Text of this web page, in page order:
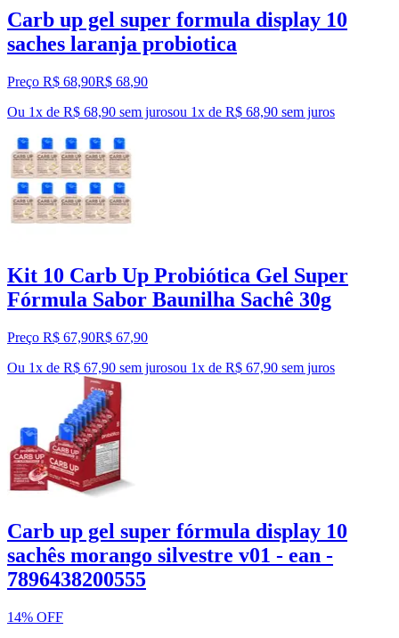
Carb up gel super formula display 10
saches laranja probiotica
Preço R$ 68,90R$ 68,90
Ou 1x de R$ 68,90 sem jurosou 1x de R$ 68,90 sem juros
Kit 10 Carb Up Probiótica Gel Super
Fórmula Sabor Baunilha Sachê 30g
Preço R$ 67,90R$ 67,90
Ou 1x de R$ 67,90 sem jurosou 1x de R$ 67,90 sem juros
Carb up gel super fórmula display 10
sachês morango silvestre v01 - ean -
7896438200555
14% OFF